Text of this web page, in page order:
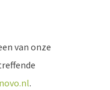
van onze
.